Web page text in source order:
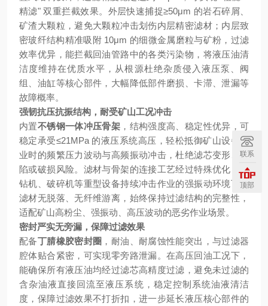
精滤" 双重拦截效果。外层快速捕捉≥50μm 的岩石碎屑、
矿渣大颗粒，避免大颗粒冲击划伤内层精密滤材；内层致
密玻纤结构精准吸附 10μm 的细微金属磨粒与矿粉，过滤
效率优异，能拦截回油管路中的各类污染物，将液压油清
洁度维持在优质水平，从根源杜绝杂质侵入液压泵、阀
组、油缸等核心部件，大幅降低部件磨损、卡滞、泄漏等
故障概率。
强韧抗压抗振结构，耐受矿山工况冲击
内置不锈钢一体冲压骨架 ，结构强度高、稳定性优异，可
稳定承受≤21MPa 的液压系统高压，轻松抵御矿山设备作
业时的频繁压力波动与高频振动冲击，杜绝滤芯变形、塌
陷或破损风险。滤材与骨架的连接工艺经过特殊优化，在
钻机、破碎机等重型设备持续冲击作业的强振动环境下，
滤材无脱落、无纤维游离，始终保持过滤结构的完整性，
适配矿山高粉尘、强振动、高压波动的恶劣作业场景。
密封严实无旁漏，保障过滤效果
配备丁腈橡胶密封圈 ，耐油、耐腐蚀性能突出，与过滤器
腔体贴合紧密，可实现零旁路泄漏。在高压回油工况下，
能确保所有液压油均经过滤芯高精度过滤，避免未过滤的
含杂油液直接回流至液压系统，稳定控制系统油液清洁
度，保障过滤效果不打折扣，进一步延长液压核心部件的
联系
顶部